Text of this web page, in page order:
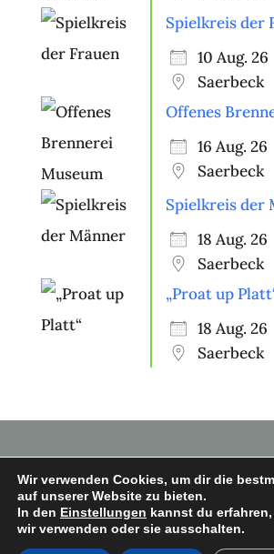
Spielkreis der
10 Aug. 26
Saerbeck
Offenes
16 Aug. 26
Saerbeck
Spielkreis der
18 Aug. 26
Saerbeck
„Proat up
18 Aug. 26
Saerbeck
Copyright © 2026
Saerbeck e.V.
Wir verwenden Cookies, um dir die
auf unserer Website zu bieten.
In den Einstellungen kannst du
wir verwenden oder sie ausschalten.